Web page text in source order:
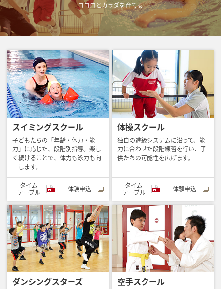
ココロとカラダを育てる
スイミングスクール
子どもたちの「年齢・体力・能
力」に応じた、段階別指導。楽し
く続けることで、体力も泳力も向
上します。
タイム
テーブル
体験申込
体操スクール
独自の進級システムに沿って、能
力に合わせた段階練習を行い、子
供たちの可能性を広げます。
タイム
テーブル
体験申込
ダンシングスターズ 空手スクール